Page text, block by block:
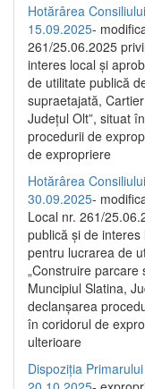
Hotărârea
15.09.2025-
261/25.06.2025
interes local și
de utilitate publică
supraetajată,
Județul Olt”, situat
procedurii de
de expropriere
Hotărârea
30.09.2025-
Local nr. 261/
publică şi de
pentru lucrarea de
„Construire
Muncipiul Slatina,
declanşarea
în coridorul de
ulterioare
Dispoziția